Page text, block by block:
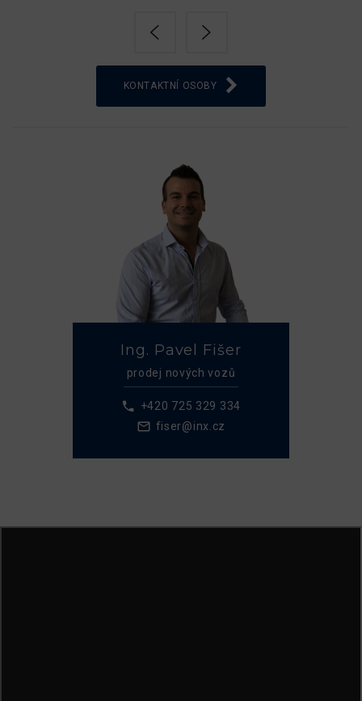
KONTAKTNÍ OSOBY
Ing. Pavel Fišer
prodej nových vozů
+420 725 329 334
fiser@inx.cz